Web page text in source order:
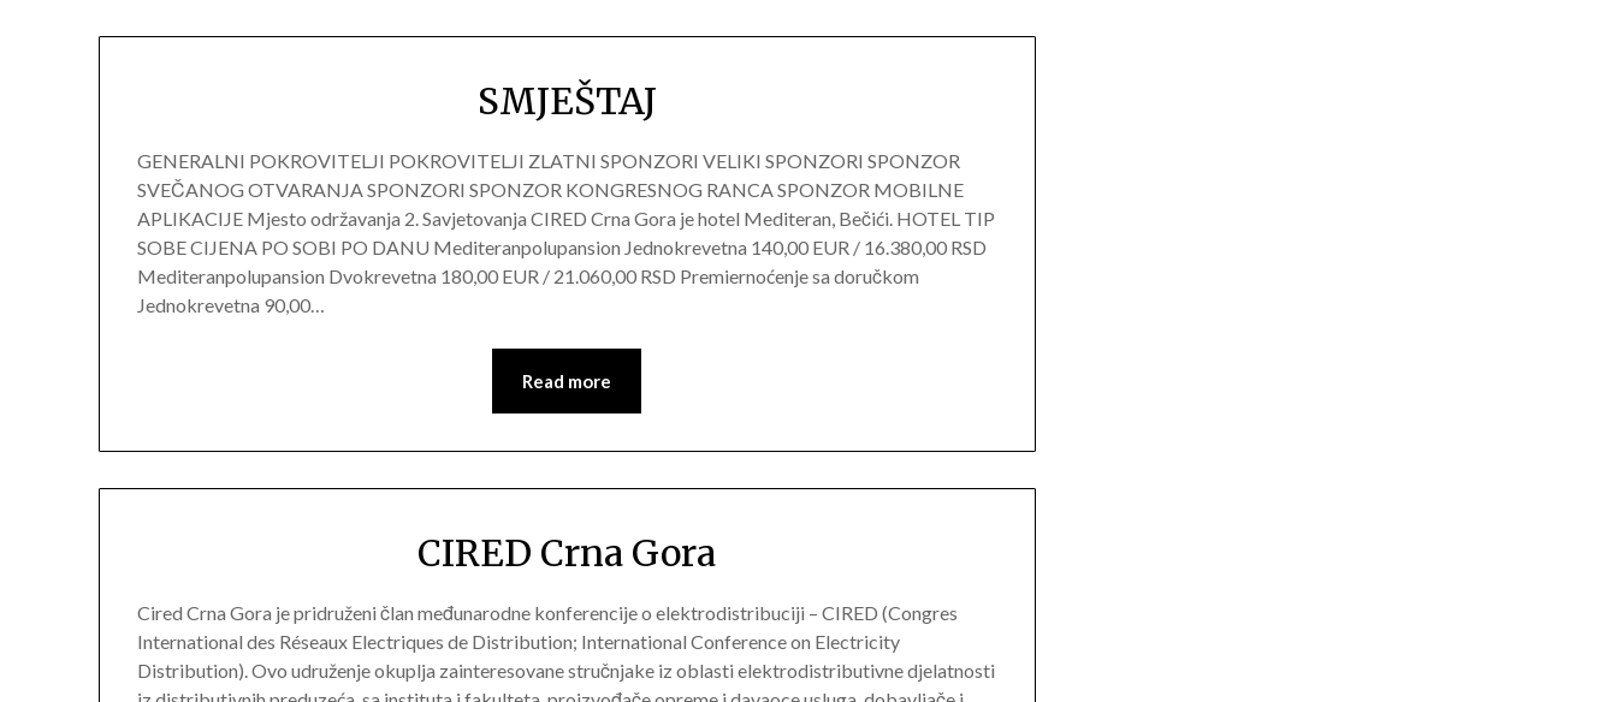
SMJEŠTAJ
GENERALNI POKROVITELJI POKROVITELJI ZLATNI SPONZORI VELIKI SPONZORI SPONZOR
SVEČANOG OTVARANJA SPONZORI SPONZOR KONGRESNOG RANCA SPONZOR MOBILNE
APLIKACIJE Mjesto održavanja 2. Savjetovanja CIRED Crna Gora je hotel Mediteran, Bečići. HOTEL TIP
SOBE CIJENA PO SOBI PO DANU Mediteranpolupansion Jednokrevetna 140,00 EUR / 16.380,00 RSD
Mediteranpolupansion Dvokrevetna 180,00 EUR / 21.060,00 RSD Premiernoćenje sa doručkom
Jednokrevetna 90,00…
Read more
CIRED Crna Gora
Cired Crna Gora je pridruženi član međunarodne konferencije o elektrodistribuciji – CIRED (Congres
International des Réseaux Electriques de Distribution; International Conference on Electricity
Distribution). Ovo udruženje okuplja zainteresovane stručnjake iz oblasti elektrodistributivne djelatnosti